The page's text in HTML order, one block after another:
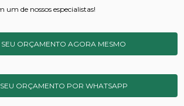
de nossos especialistas!
SEU ORÇAMENTO AGORA MESMO
ORÇAMENTO POR WHATSAPP